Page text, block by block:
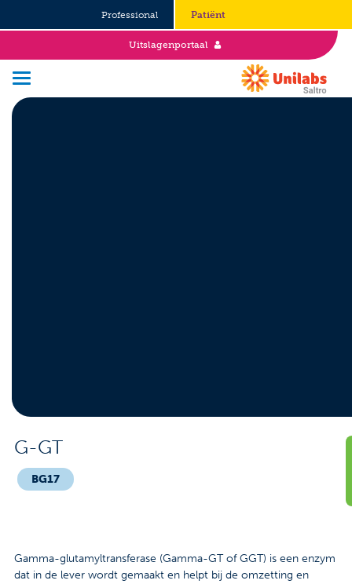
Professional Patiënt
Uitslagenportaal
Tarieven
Locaties
G-GT
BG17
Gamma-glutamyltransferase (Gamma-GT of GGT) is een enzym
dat in de lever wordt gemaakt en helpt bij de omzetting en